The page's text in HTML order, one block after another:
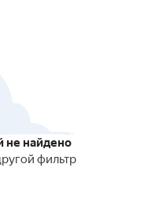
не найдено
фильтр